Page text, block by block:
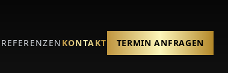
REFERENZEN KONTAKT TERMIN ANFRAGEN